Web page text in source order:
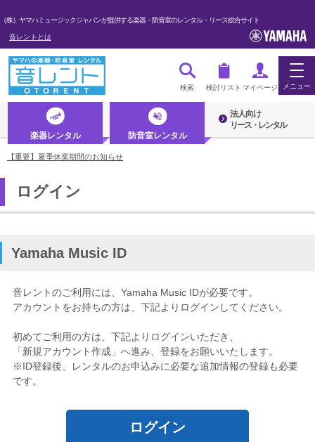
（株）ヤマハミュージックジャパンが提供する楽器・防音室のレンタル・リース総合サイト
音レントとは
検索 検討リスト マイページ メニュー
ログイン・マイページ
初めての方へ・音レントとは
法人のお客様
弦楽器
ギター・ウクレレ
打楽器
楽器レンタル 防音室レンタル
法人向け
リース・レンタル
【重要】夏季休業期間のお知らせ
ログイン
Yamaha Music ID
音レントのご利用には、Yamaha Music IDが必要です。
アカウントをお持ちの方は、下記よりログインしてください。
初めてご利用の方は、下記よりログインいただき、
「新規アカウント作成」へ進み、登録をお願いいたします。
※ID登録後、レンタルのお申込みに必要な追加情報の登録も必要
です。